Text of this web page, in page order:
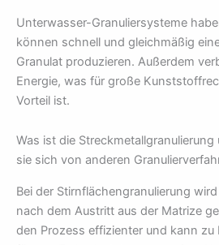
Unterwasser-Granuliersysteme
können schnell und gleichmäßig
Granulat produzieren. Außerdem
Energie, was für große
Vorteil ist.
Was ist die
sie sich von anderen
Bei der Stirnflächengranulierung
nach dem Austritt aus der Matrize
den Prozess effizienter und kann zu